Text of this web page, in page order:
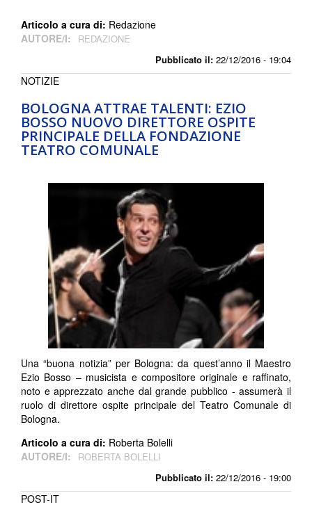
Pubblicato il: 22/12/2016 - 19:04
Articolo a cura di: Redazione
AUTORE/I:
REDAZIONE
BOLOGNA ATTRAE TALENTI: EZIO
BOSSO NUOVO DIRETTORE OSPITE
PRINCIPALE DELLA FONDAZIONE
TEATRO COMUNALE
Pubblicato il: 22/12/2016 - 19:00
NOTIZIE
Una “buona notizia” per Bologna: da quest’anno il Maestro
Ezio Bosso – musicista e compositore originale e raffinato,
noto e apprezzato anche dal grande pubblico - assumerà il
ruolo di direttore ospite principale del Teatro Comunale di
Bologna.
Articolo a cura di: Roberta Bolelli
AUTORE/I:
ROBERTA BOLELLI
POST-IT